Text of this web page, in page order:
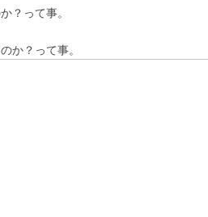
？って事。
か？って事。